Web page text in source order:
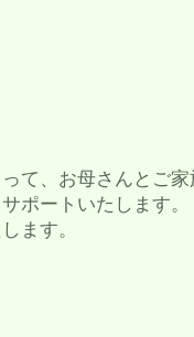
て、お母さんとご家
ポートいたします。
ます。